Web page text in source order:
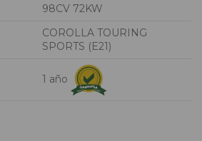
98CV 72KW
COROLLA TOURING
SPORTS (E21)
1 año